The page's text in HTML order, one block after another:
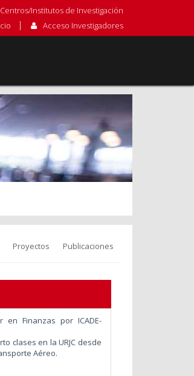
Centros/Institutos de Investigación
Acceso Investigadores
Proyectos Publicaciones
Finanzas por ICADE-
clases en la URJC desde
Aéreo.